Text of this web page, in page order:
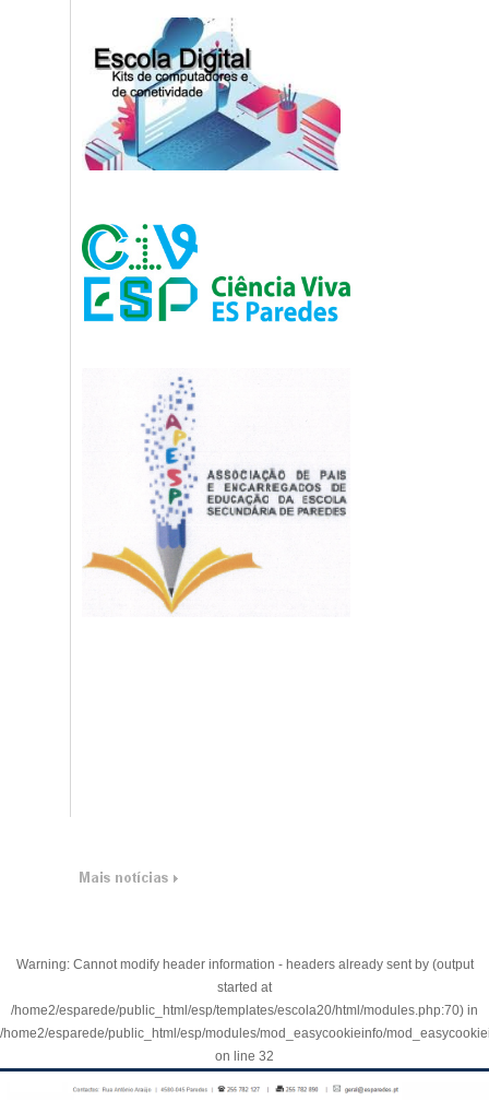
Warning: Cannot modify header information - headers already sent by (output
started at
/home2/esparede/public_html/esp/templates/escola20/html/modules.php:70) in
/home2/esparede/public_html/esp/modules/mod_easycookieinfo/
on line 32